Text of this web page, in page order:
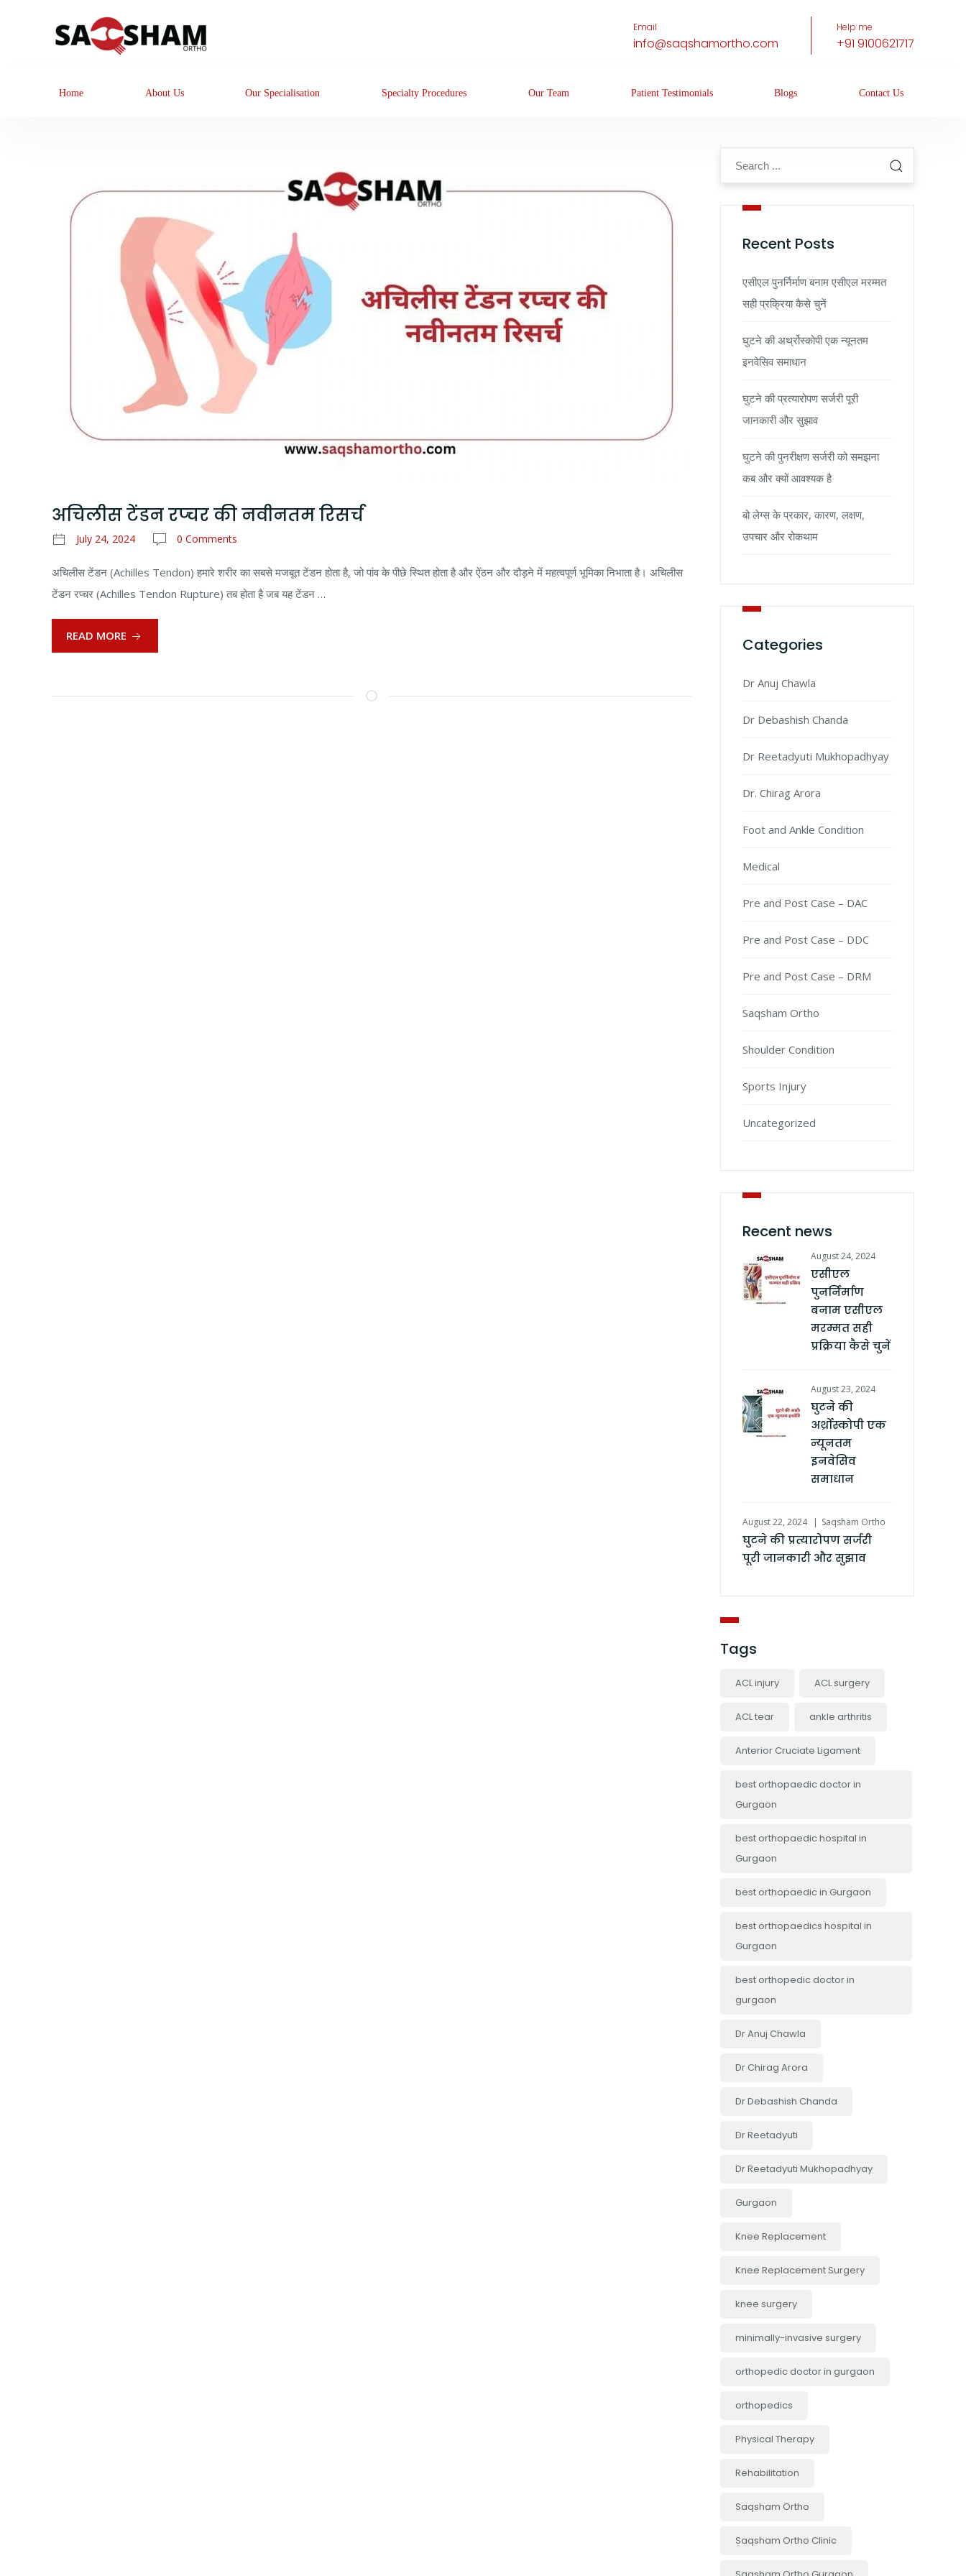
Email
info@saqshamortho.com
Help me
+91 9100621717
Home About Us Our Specialisation Specialty Procedures Our Team Patient Testimonials Blogs Contact Us
अचिलीस टेंडन रप्चर की नवीनतम रिसर्च
July 24, 2024 0 Comments
अचिलीस टेंडन (Achilles Tendon) हमारे शरीर का सबसे मजबूत टेंडन होता है, जो पांव के पीछे स्थित होता है और ऐंठन और दौड़ने में महत्वपूर्ण भूमिका निभाता है। अचिलीस
टेंडन रप्चर (Achilles Tendon Rupture) तब होता है जब यह टेंडन …
READ MORE
Recent Posts
एसीएल पुनर्निर्माण बनाम एसीएल मरम्मत
सही प्रक्रिया कैसे चुनें
घुटने की अर्थ्रोस्कोपी एक न्यूनतम
इनवेसिव समाधान
घुटने की प्रत्यारोपण सर्जरी पूरी
जानकारी और सुझाव
घुटने की पुनरीक्षण सर्जरी को समझना
कब और क्यों आवश्यक है
बो लेग्स के प्रकार, कारण, लक्षण,
उपचार और रोकथाम
Categories
Dr Anuj Chawla
Dr Debashish Chanda
Dr Reetadyuti Mukhopadhyay
Dr. Chirag Arora
Foot and Ankle Condition
Medical
Pre and Post Case – DAC
Pre and Post Case – DDC
Pre and Post Case – DRM
Saqsham Ortho
Shoulder Condition
Sports Injury
Uncategorized
Recent news
August 24, 2024
एसीएल
पुनर्निर्माण
बनाम एसीएल
मरम्मत सही
प्रक्रिया कैसे चुनें
August 23, 2024
घुटने की
अर्थ्रोस्कोपी एक
न्यूनतम
इनवेसिव
समाधान
August 22, 2024 Saqsham Ortho
घुटने की प्रत्यारोपण सर्जरी
पूरी जानकारी और सुझाव
Tags
ACL injury ACL surgery
ACL tear ankle arthritis
Anterior Cruciate Ligament
best orthopaedic doctor in
Gurgaon
best orthopaedic hospital in
Gurgaon
best orthopaedic in Gurgaon
best orthopaedics hospital in
Gurgaon
best orthopedic doctor in
gurgaon
Dr Anuj Chawla
Dr Chirag Arora
Dr Debashish Chanda
Dr Reetadyuti
Dr Reetadyuti Mukhopadhyay
Gurgaon
Knee Replacement
Knee Replacement Surgery
knee surgery
minimally-invasive surgery
orthopedic doctor in gurgaon
orthopedics
Physical Therapy
Rehabilitation
Saqsham Ortho
Saqsham Ortho Clinic